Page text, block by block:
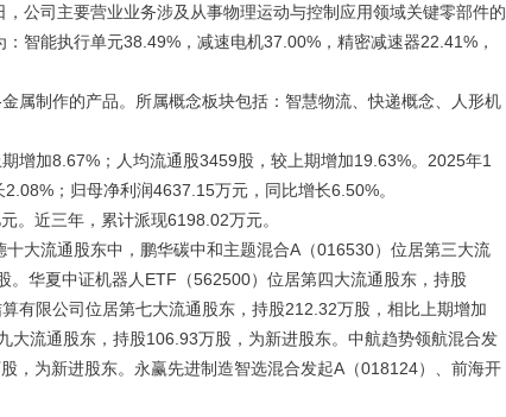
公司主要营业业务涉及从事物理运动与控制应用领域关键零部件的
智能执行单元38.49%，减速电机37.00%，精密减速器22.41%，
制作的产品。所属概念板块包括：智慧物流、快递概念、人形机
加8.67%；人均流通股3459股，较上期增加19.63%。2025年1
；归母净利润4637.15万元，同比增长6.50%。
近三年，累计派现6198.02万元。
流通股东中，鹏华碳中和主题混合A（016530）位居第三大流
华夏中证机器人ETF（562500）位居第四大流通股东，持股
有限公司位居第七大流通股东，持股212.32万股，相比上期增加
流通股东，持股106.93万股，为新进股东。中航趋势领航混合发
，为新进股东。永赢先进制造智选混合发起A（018124）、前海开